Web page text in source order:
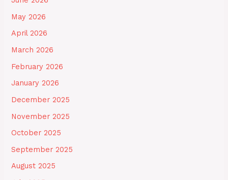
May 2026
April 2026
March 2026
February 2026
January 2026
December 2025
November 2025
October 2025
September 2025
August 2025